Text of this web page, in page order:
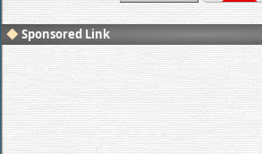
Sponsored Link